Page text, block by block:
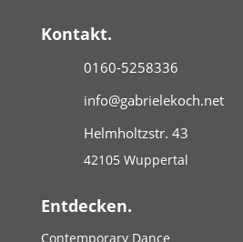
Kontakt.
0160-5258336
info@gabrielekoch.net
Helmholtzstr. 43
42105 Wuppertal
Entdecken.
Contemporary Dance